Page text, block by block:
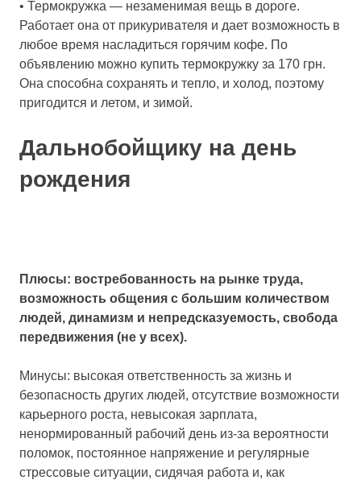
• Термокружка — незаменимая вещь в дороге.
Работает она от прикуривателя и дает возможность в
любое время насладиться горячим кофе. По
объявлению можно купить термокружку за 170 грн.
Она способна сохранять и тепло, и холод, поэтому
пригодится и летом, и зимой.
Дальнобойщику на день
рождения
Плюсы: востребованность на рынке труда,
возможность общения с большим количеством
людей, динамизм и непредсказуемость, свобода
передвижения (не у всех).
Минусы: высокая ответственность за жизнь и
безопасность других людей, отсутствие возможности
карьерного роста, невысокая зарплата,
ненормированный рабочий день из-за вероятности
поломок, постоянное напряжение и регулярные
стрессовые ситуации, сидячая работа и, как